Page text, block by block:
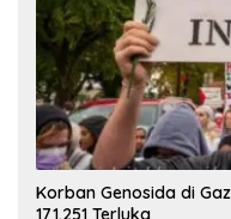
Korban Genosida di
171.251 Terluka